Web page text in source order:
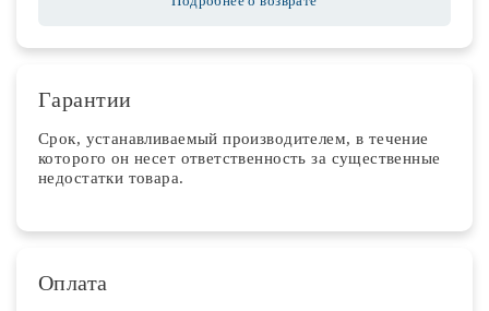
Гарантии
Срок, устанавливаемый производителем, в течение
которого он несет ответственность за существенные
недостатки товара.
Оплата